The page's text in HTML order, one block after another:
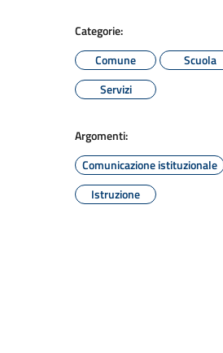
Categorie:
Comune
Scuola
Servizi
Argomenti:
Comunicazione istituzionale
Istruzione